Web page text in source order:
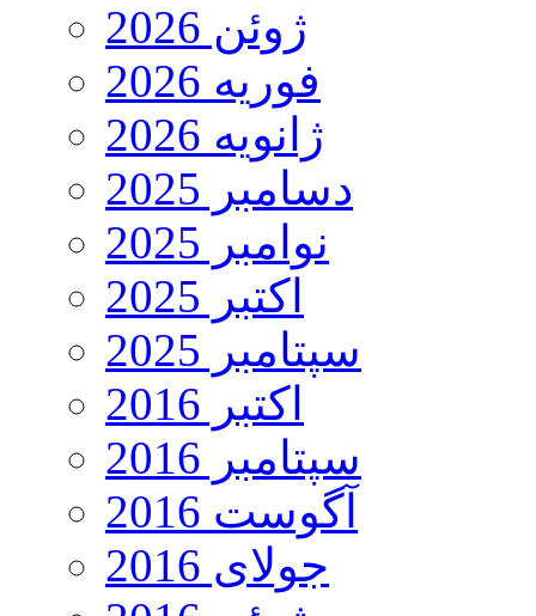
ژوئن 2026
فوریه 2026
ژانویه 2026
دسامبر 2025
نوامبر 2025
اکتبر 2025
سپتامبر 2025
اکتبر 2016
سپتامبر 2016
آگوست 2016
جولای 2016